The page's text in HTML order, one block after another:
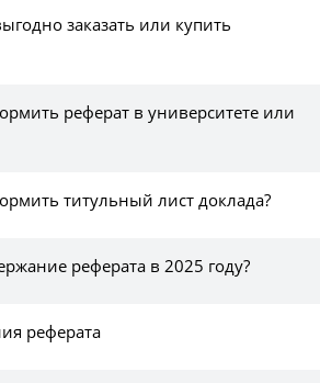
заказать или купить
реферат в университете или
титульный лист доклада?
реферата в 2025 году?
реферата